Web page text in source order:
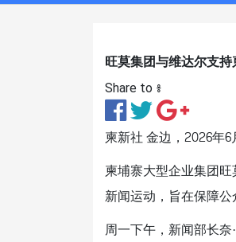
旺莫集团与维达尔支
Share to ៖​
柬新社 金边，2026年6
柬埔寨大型企业集团
新闻运动，旨在保障公
周一下午，新闻部长